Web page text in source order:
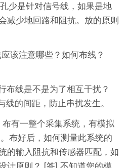
少是针对信号线，如果是地
减少地回路和阻抗。放的原则
该注意哪些？如何布线？
布线是不是为了相互干扰？
的间距，防止串扰发生。
有一整个采集系统，有模拟
布好后，如何测量此系统的
的输入阻抗和传感器匹配，如
计原则？ [答] 不知道您的模